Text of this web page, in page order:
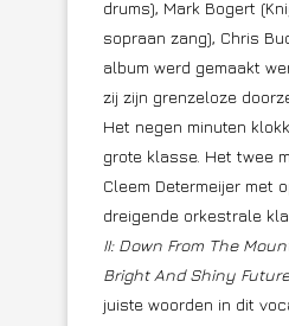
drums), Mark Bogert
sopraan zang), Chris
album werd gemaakt
zij zijn grenzeloze
Het negen minuten
grote klasse. Het twee
Cleem Determeijer met
dreigende orkestrale
II: Down From The
Bright And Shiny Future
juiste woorden in dit